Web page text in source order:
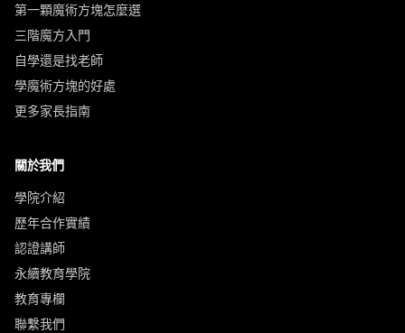
第一顆魔術方塊怎麼選
三階魔方入門
自學還是找老師
學魔術方塊的好處
更多家長指南
關於我們
學院介紹
歷年合作實績
認證講師
永續教育學院
教育專欄
聯繫我們